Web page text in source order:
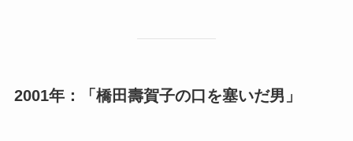
2001年：「橋田壽賀子の口を塞いだ男」